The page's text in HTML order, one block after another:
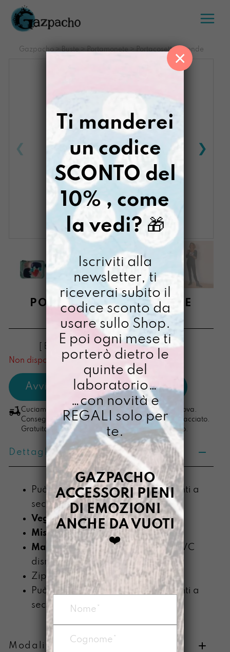
Salta
contenuto
Gazpacho> Buste > Portamonete > Portacosette Duende
PORTACOSETTE DUENDE
€ 14,00
[ Buste Portamonete: 13 x 10 x 2,5 cm ]
Non disponibile al momento
Cuciamo ogni ordine nel nostro laboratorio di Padova.
Consegna in 4/5 giorni lavorativi, pacco sempre tracciato.
Gratuita per ordini di importo superiore ai 100 euro.
Dettagli prodotto
Può contenere caramelle o diamanti a
seconda di che cosa ti rende felice
Vegan
Misura:
13 x 10 x 2,5 cm
Materiale : telo impermeabile di PVC
dismesso
Zip colorata montata in testa
Può contenere caramelle o diamanti a
seconda di che cosa ti rende felice
Modalità di pagamento e resi
Ti manderei
un codice
SCONTO del
10% , come
la vedi? 🎁
Iscriviti alla
newsletter, ti
riceverai subito il
codice sconto da
usare sullo Shop.
E poi ogni mese ti
porterò dietro le
quinte del
laboratorio…
…con novità e
REGALI solo per
te.
GAZPACHO
ACCESSORI PIENI
DI EMOZIONI
ANCHE DA VUOTI
❤️
×